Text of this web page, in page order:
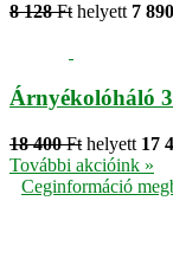
8 128 Ft helyett 7 890
Árnyékolóháló
18 400 Ft helyett 17
További akcióink »
Ceginformáció